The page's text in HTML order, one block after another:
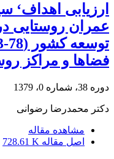
ارزیابی اهداف‘
عمران روستایی
فضاها و مراکز
دوره 38، شماره 0، 1379
دکتر محمدرضا رضوانی
مشاهده مقاله
اصل مقاله 728.61 K